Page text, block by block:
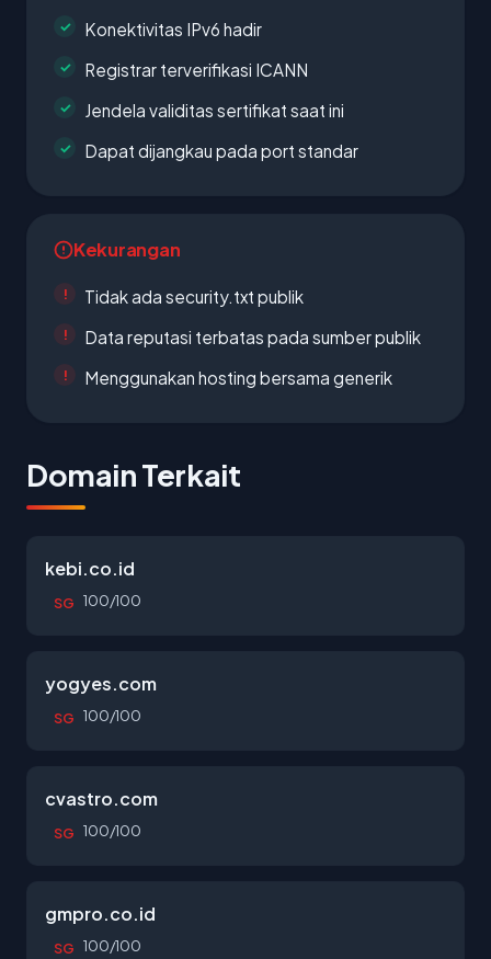
Konektivitas IPv6 hadir
Registrar terverifikasi ICANN
Jendela validitas sertifikat saat ini
Dapat dijangkau pada port standar
Kekurangan
Tidak ada security.txt publik
Data reputasi terbatas pada sumber publik
Menggunakan hosting bersama generik
Domain Terkait
kebi.co.id
SG 100/100
yogyes.com
SG 100/100
cvastro.com
SG 100/100
gmpro.co.id
SG 100/100